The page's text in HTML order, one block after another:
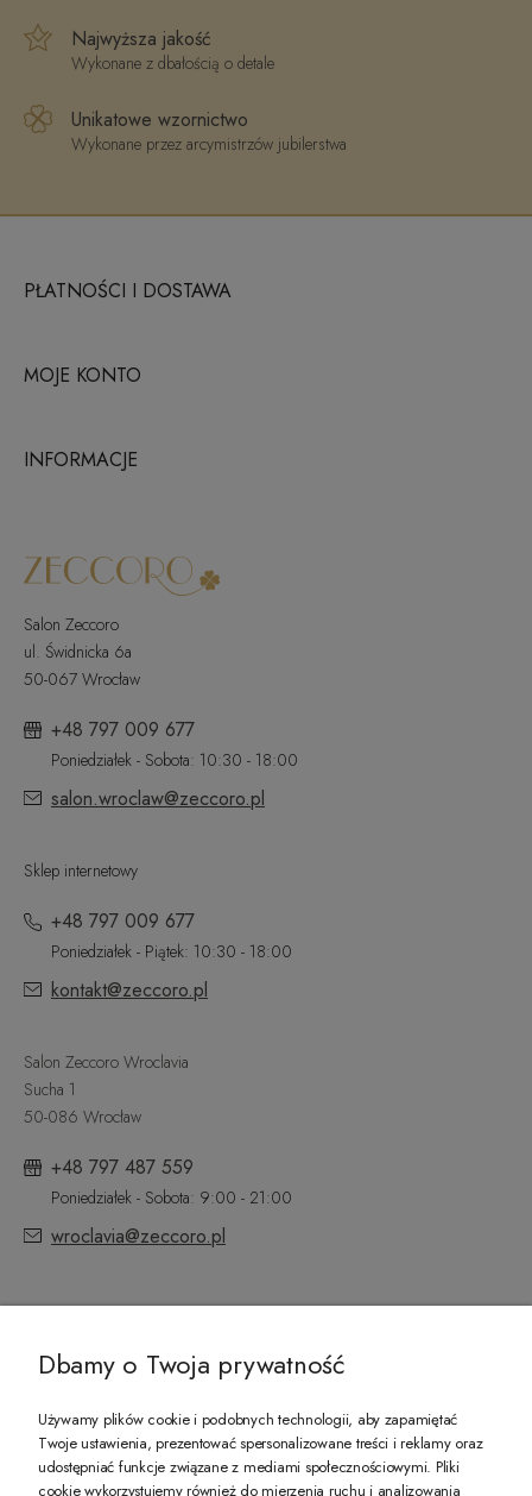
Najwyższa jakość
Wykonane z dbałością o detale
Unikatowe wzornictwo
Wykonane przez arcymistrzów jubilerstwa
PŁATNOŚCI I DOSTAWA
MOJE KONTO
INFORMACJE
Salon Zeccoro
ul. Świdnicka 6a
50-067 Wrocław
+48 797 009 677
Poniedziałek - Sobota: 10:30 - 18:00
salon.wroclaw@zeccoro.pl
Sklep internetowy
+48 797 009 677
Poniedziałek - Piątek: 10:30 - 18:00
kontakt@zeccoro.pl
Salon Zeccoro Wroclavia
Sucha 1
50-086 Wrocław
+48 797 487 559
Poniedziałek - Sobota: 9:00 - 21:00
wroclavia@zeccoro.pl
PREZENT DLA CIEBIE!
Dbamy o Twoja prywatność
Używamy plików cookie i podobnych technologii, aby zapamiętać
Twoje ustawienia, prezentować spersonalizowane treści i reklamy oraz
udostępniać funkcje związane z mediami społecznościowymi. Pliki
cookie wykorzystujemy również do mierzenia ruchu i analizowania